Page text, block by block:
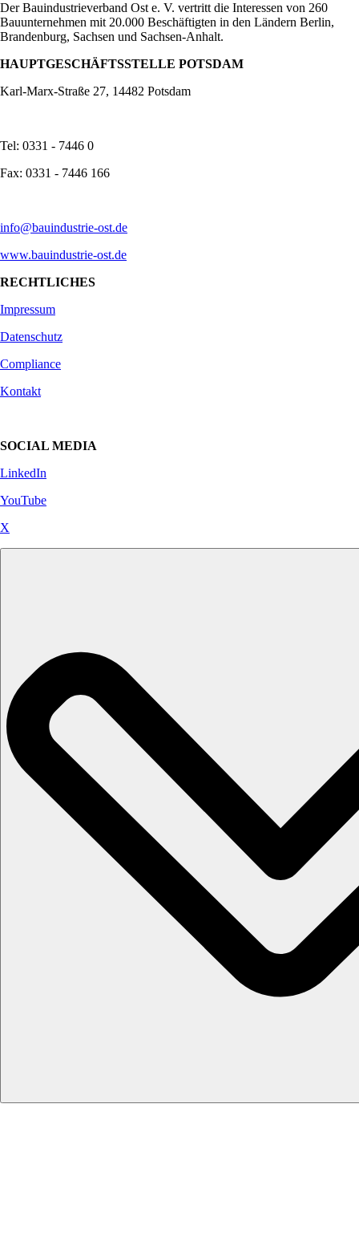
Der Bauindustrieverband Ost e. V. vertritt die Interessen von 260
Bauunternehmen mit 20.000 Beschäftigten in den Ländern Berlin,
Brandenburg, Sachsen und Sachsen-Anhalt.
HAUPTGESCHÄFTSSTELLE POTSDAM
Karl-Marx-Straße 27, 14482 Potsdam
Tel: 0331 - 7446 0
Fax: 0331 - 7446 166
info@bauindustrie-ost.de
www.bauindustrie-ost.de
RECHTLICHES
Impressum
Datenschutz
Compliance
Kontakt
SOCIAL MEDIA
LinkedIn
YouTube
X